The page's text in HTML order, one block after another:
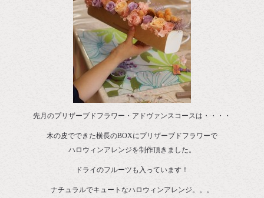
先月のプリザーブドフラワー・アドヴァンスコースは・・・・
木の皮でできた横長のBOXにプリザーブドフラワーで
ハロウィンアレンジを制作頂きました。
ドライのフルーツも入っています！
ナチュラルでキュートなハロウィンアレンジ。。。